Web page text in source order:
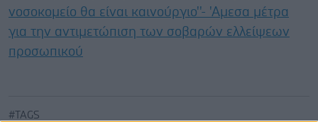
νοσοκομείο θα είναι καινούργιο''- 'Αμεσα μέτρα
για την αντιμετώπιση των σοβαρών ελλείψεων
προσωπικού
#TAGS